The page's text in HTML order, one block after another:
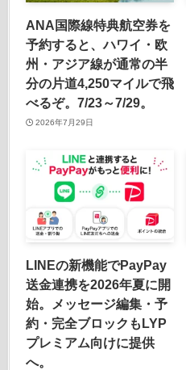
ANA国際線特典航空券を
予約すると、ハワイ・欧
州・アジア線が通常の半
分の片道4,250マイルで飛
べるぞ。7/23～7/29。
2026年7月29日
LINEの新機能でPayPay
送金連携を2026年夏に開
始。メッセージ編集・予
約・完全ブロックもLYP
プレミアム向けに提供
へ。